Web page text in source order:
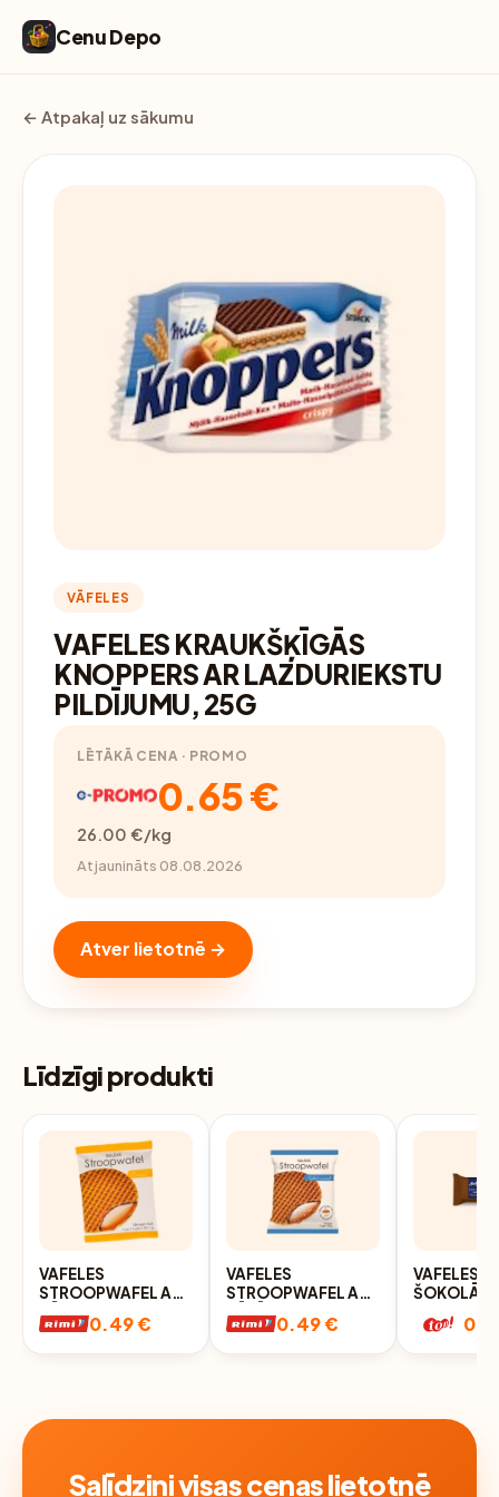
Cenu Depo
← Atpakaļ uz sākumu
VĀFELES
VAFELES KRAUKŠĶĪGĀS
KNOPPERS AR LAZDURIEKSTU
PILDĪJUMU, 25G
LĒTĀKĀ CENA · PROMO
0.65 €
26.00 €/kg
Atjaunināts 08.08.2026
Atver lietotnē →
Līdzīgi produkti
VAFELES
STROOPWAFEL AR
MĪKSTU KARAMEĻU
PILDĪJUMU 33G
0.49 €
VAFELES
STROOPWAFEL AR
SĀĻĀS KARAMELES
PILDĪJUMU 33G
0.49 €
VAFELES
GARŠU
Salīdzini visas cenas lietotnē